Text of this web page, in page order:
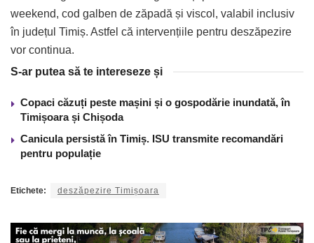
weekend, cod galben de zăpadă și viscol, valabil inclusiv
în județul Timiș. Astfel că intervențiile pentru deszăpezire
vor continua.
S-ar putea să te intereseze și
Copaci căzuți peste mașini și o gospodărie inundată, în
Timișoara și Chișoda
Canicula persistă în Timiș. ISU transmite recomandări
pentru populație
Etichete: deszăpezire Timișoara